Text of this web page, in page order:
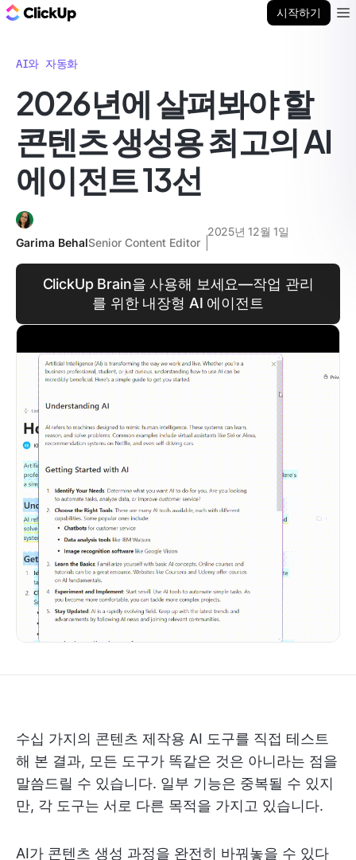
시작하기
AI와 자동화
2026년에 살펴봐야 할
콘텐츠 생성용 최고의 AI
에이전트 13선
Garima BehalSenior Content Editor
2025년 12월 1일
ClickUp Brain을 사용해 보세요—작업 관리
를 위한 내장형 AI 에이전트
수십 가지의 콘텐츠 제작용 AI 도구를 직접 테스트
해 본 결과, 모든 도구가 똑같은 것은 아니라는 점을
말씀드릴 수 있습니다. 일부 기능은 중복될 수 있지
만, 각 도구는 서로 다른 목적을 가지고 있습니다.
AI가 콘텐츠 생성 과정을 완전히 바꿔놓을 수 있다